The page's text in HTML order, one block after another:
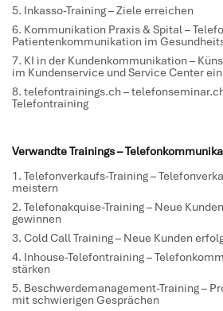
Inkasso-Training– Ziele erreichen
Kommunikation Praxis & Spital–
Patientenkommunikation im
KI in der Kundenkommunikation–
im Kundenservice und Service Center
telefontrainings.ch–
Telefontraining
Verwandte Trainings –
Telefonverkaufs-Training–
meistern
Telefonakquise-Training– Neue
gewinnen
Cold Call Training– Neue Kunden
Inhouse-Telefontraining–
stärken
Beschwerdemanagement-Training–
mit schwierigen Gesprächen